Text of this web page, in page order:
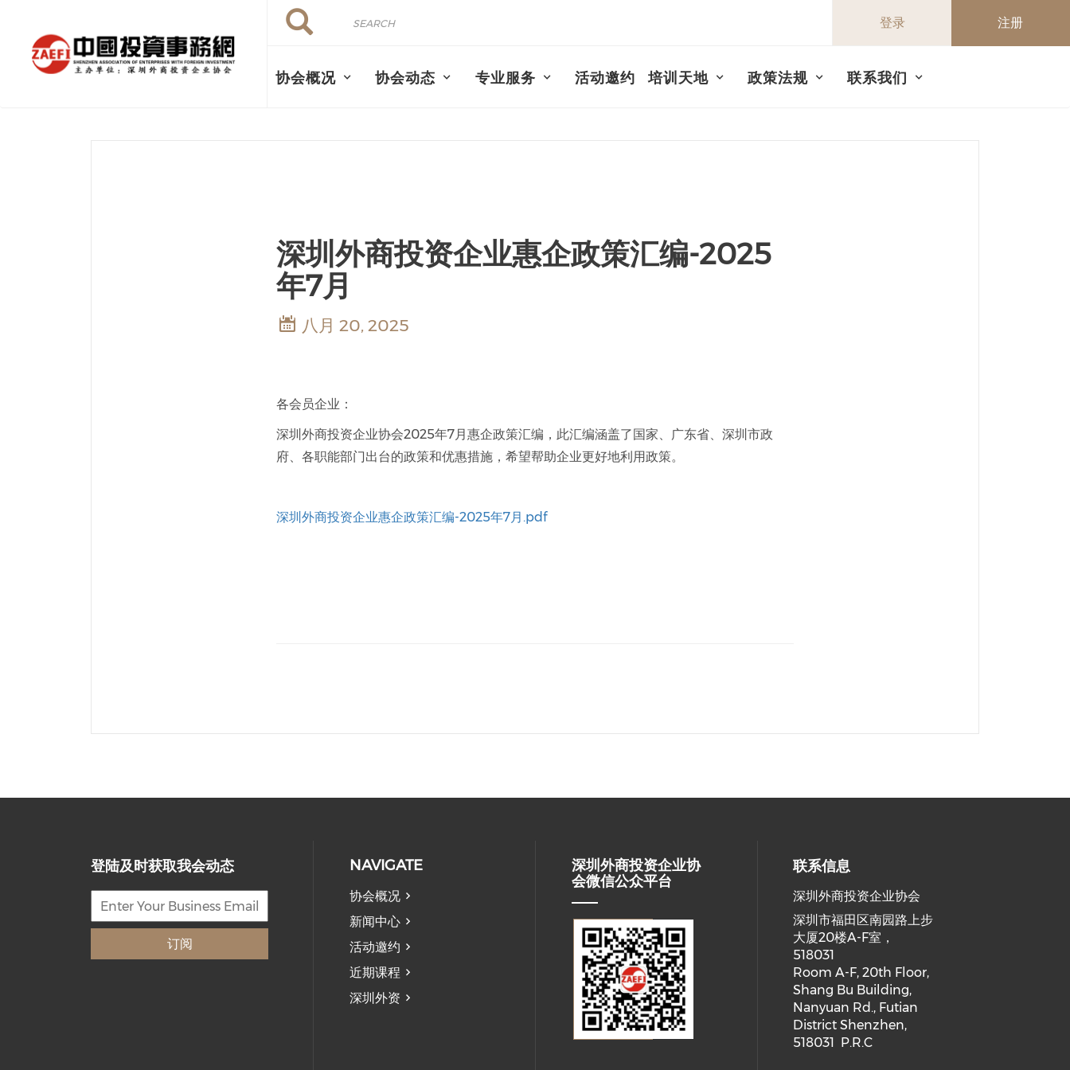
Search
Search
注册
登录
协会概况 协会动态 专业服务 活动邀约 培训天地 政策法规 联系我们
深圳外商投资企业惠企政策汇编-2025
年7月
八月 20, 2025
各会员企业：
深圳外商投资企业协会2025年7月惠企政策汇编，此汇编涵盖了国家、广东省、深圳市政
府、各职能部门出台的政策和优惠措施，希望帮助企业更好地利用政策。
深圳外商投资企业惠企政策汇编-2025年7月.pdf
登陆及时获取我会动态
订阅
NAVIGATE
协会概况
新闻中心
活动邀约
近期课程
深圳外资
深圳外商投资企业协
会微信公众平台
联系信息
深圳外商投资企业协会
深圳市福田区南园路上步
大厦20楼A-F室，
518031
Room A-F, 20th Floor,
Shang Bu Building,
Nanyuan Rd., Futian
District Shenzhen,
518031 P.R.C